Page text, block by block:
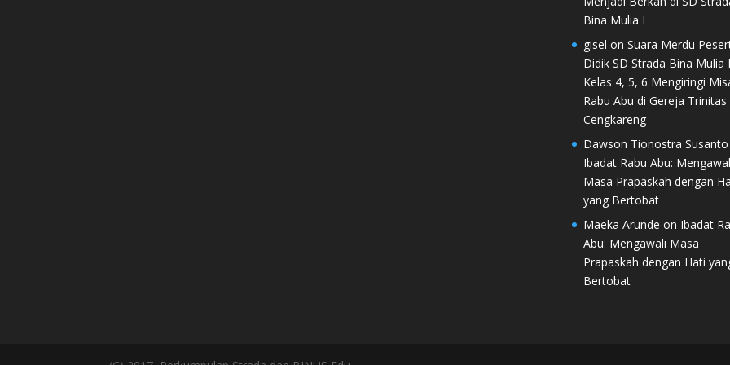
Bina Mulia I
gisel on Suara Merdu
Didik SD Strada Bina Mulia
Kelas 4, 5, 6 Mengiringi
Rabu Abu di Gereja Trinitas
Cengkareng
Dawson Tionostra Susanto
Ibadat Rabu Abu:
Masa Prapaskah dengan
yang Bertobat
Maeka Arunde on Ibadat
Abu: Mengawali Masa
Prapaskah dengan Hati
Bertobat